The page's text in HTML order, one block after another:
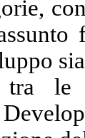
tra